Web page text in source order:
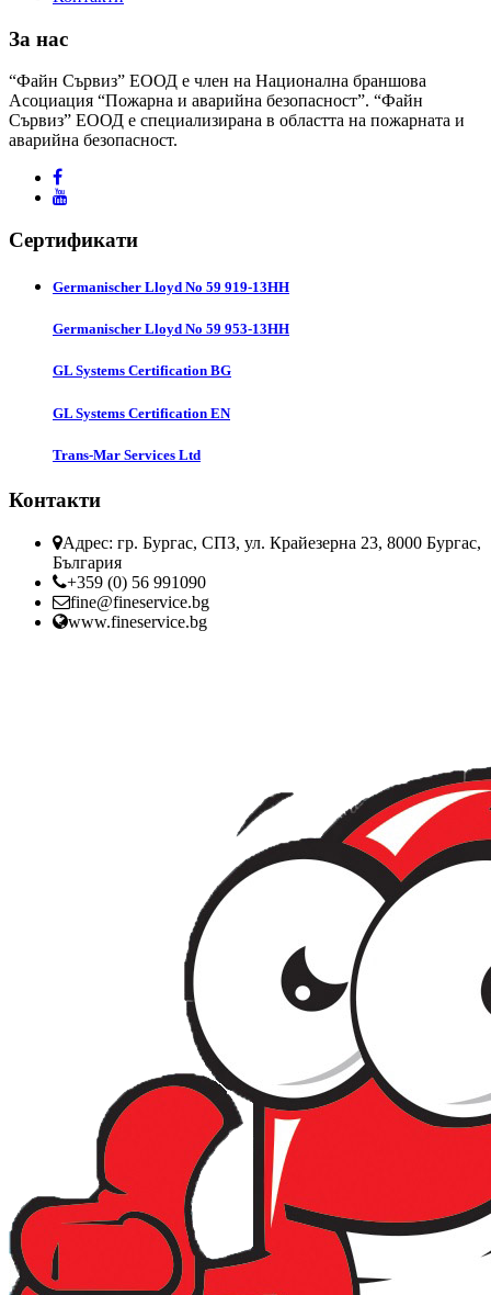
За нас
“Файн Сървиз” ЕООД е член на Национална браншова
Асоциация “Пожарна и аварийна безопасност”. “Файн
Сървиз” ЕООД е специализирана в областта на пожарната и
аварийна безопасност.
Сертификати
Germanischer Lloyd No 59 919-13HH
Germanischer Lloyd No 59 953-13HH
GL Systems Certification BG
GL Systems Certification EN
Trans-Mar Services Ltd
Контакти
Адрес: гр. Бургас, СПЗ, ул. Крайезерна 23, 8000 Бургас,
България
+359 (0) 56 991090
fine@fineservice.bg
www.fineservice.bg